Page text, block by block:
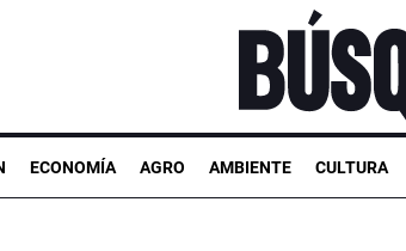
ECONOMÍA AGRO AMBIENTE CULTURA